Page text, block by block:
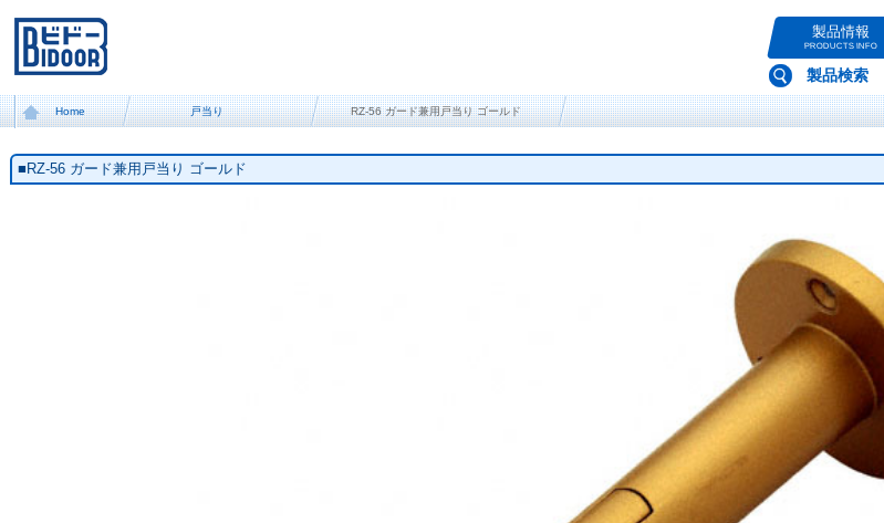
製品情報
PRODUCTS INFO
製品検索
Home 戸当り RZ-56 ガード兼用戸当り ゴールド
■RZ-56 ガード兼用戸当り ゴールド